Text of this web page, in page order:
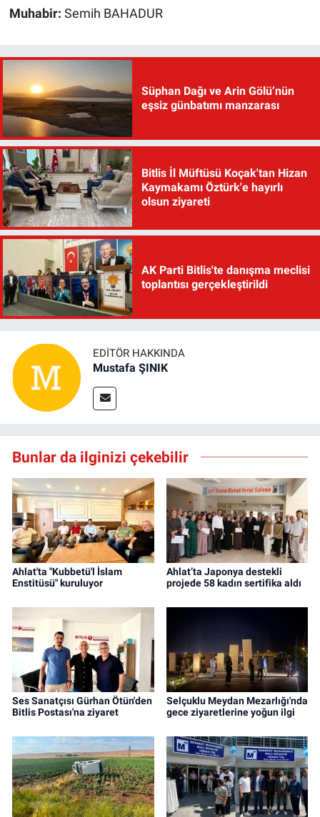
Muhabir: Semih BAHADUR
Süphan Dağı ve Arin Gölü’nün
eşsiz günbatımı manzarası
Bitlis İl Müftüsü Koçak'tan Hizan
Kaymakamı Öztürk'e hayırlı
olsun ziyareti
AK Parti Bitlis'te danışma meclisi
toplantısı gerçekleştirildi
EDITÖR HAKKINDA
Mustafa ŞINIK
Bunlar da ilginizi çekebilir
Ahlat'ta "Kubbetü'l İslam
Enstitüsü" kuruluyor
Ahlat’ta Japonya destekli
projede 58 kadın sertifika aldı
Ses Sanatçısı Gürhan Ötün'den
Bitlis Postası'na ziyaret
Selçuklu Meydan Mezarlığı'nda
gece ziyaretlerine yoğun ilgi